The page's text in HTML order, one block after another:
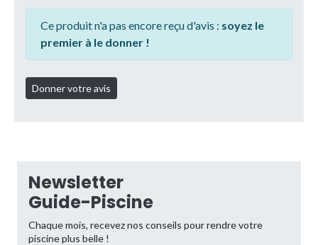
Ce produit n'a pas encore reçu d'avis : soyez le
premier à le donner !
Newsletter
Guide-Piscine
Chaque mois, recevez nos conseils pour rendre votre
piscine plus belle !